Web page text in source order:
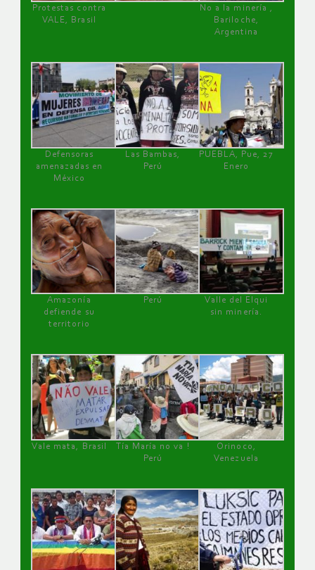
Protestas contra
VALE, Brasil
No a la minería ,
Bariloche,
Argentina
Defensoras
amenazadas en
México
Las Bambas,
Perú
PUEBLA, Pue, 27
Enero
Amazonía
defiende su
territorio
Perú
Valle del Elqui
sin minería.
Vale mata, Brasil
Tía María no va !
Perú
Orinoco,
Venezuela